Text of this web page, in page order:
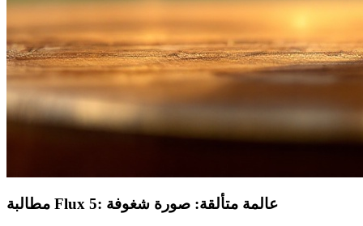
مطالبة Flux 5: عالمة متألقة: صورة شغوفة